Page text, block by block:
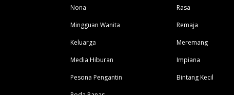
Nona
Mingguan Wanita
Keluarga
Media Hiburan
Pesona Pengantin
Rasa
Remaja
Meremang
Impiana
Bintang Kecil